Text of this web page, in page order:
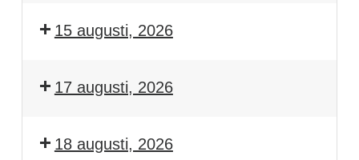
15 augusti, 2026
17 augusti, 2026
18 augusti, 2026